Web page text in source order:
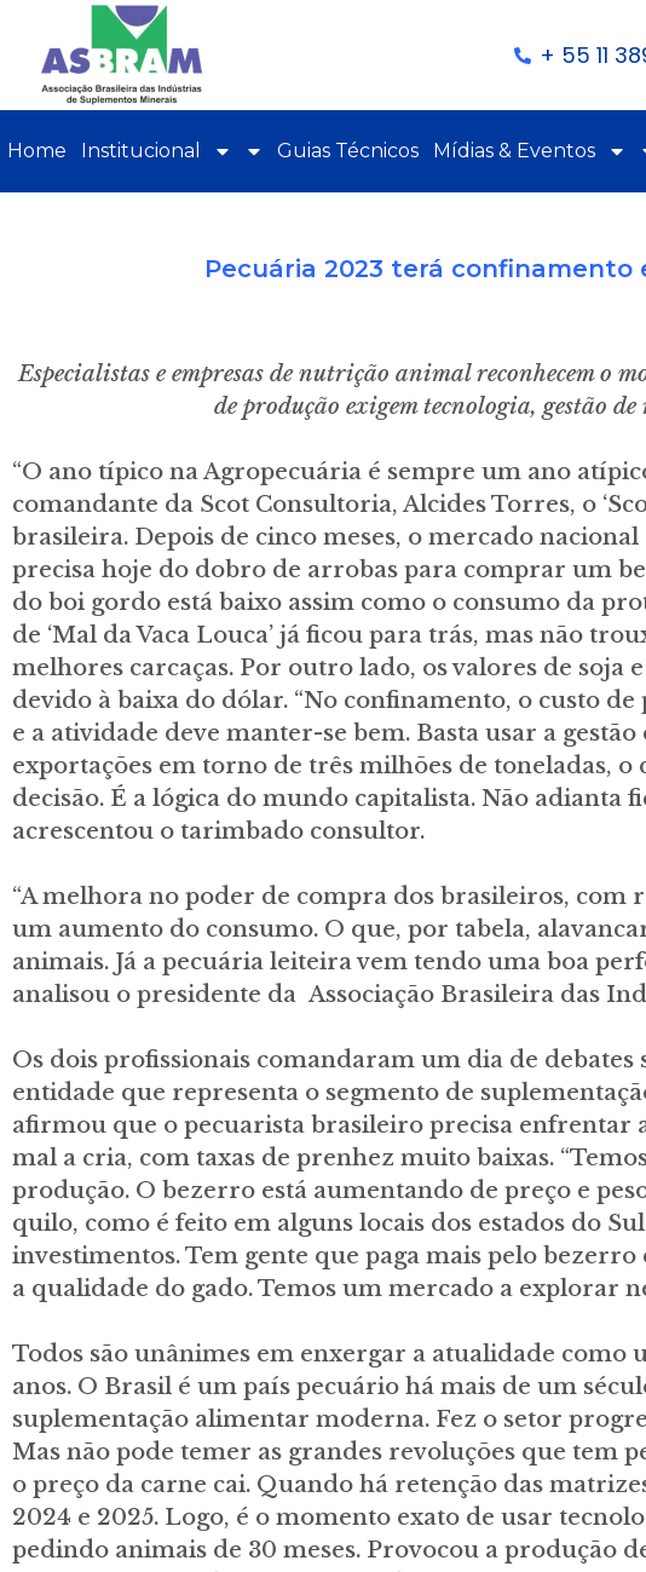
+ 55 11
Home Institucional Guias Técnicos Mídias & Eventos
Pecuária 2023 terá confinamento
Especialistas e empresas de nutrição animal reconhecem o
de produção exigem tecnologia, gestão
“O ano típico na Agropecuária é sempre um ano
comandante da Scot Consultoria, Alcides Torres, o
brasileira. Depois de cinco meses, o mercado
precisa hoje do dobro de arrobas para comprar um
do boi gordo está baixo assim como o consumo da
de ‘Mal da Vaca Louca’ já ficou para trás, mas não
melhores carcaças. Por outro lado, os valores de
devido à baixa do dólar. “No confinamento, o custo
e a atividade deve manter-se bem. Basta usar a
exportações em torno de três milhões de toneladas,
decisão. É a lógica do mundo capitalista. Não
acrescentou o tarimbado consultor.
“A melhora no poder de compra dos brasileiros, com
um aumento do consumo. O que, por tabela,
animais. Já a pecuária leiteira vem tendo uma boa
analisou o presidente da Associação Brasileira das
Os dois profissionais comandaram um dia de
entidade que representa o segmento de
afirmou que o pecuarista brasileiro precisa enfrentar
mal a cria, com taxas de prenhez muito baixas.
produção. O bezerro está aumentando de preço e
quilo, como é feito em alguns locais dos estados do
investimentos. Tem gente que paga mais pelo
a qualidade do gado. Temos um mercado a explorar
Todos são unânimes em enxergar a atualidade
anos. O Brasil é um país pecuário há mais de um
suplementação alimentar moderna. Fez o setor
Mas não pode temer as grandes revoluções que tem
o preço da carne cai. Quando há retenção das
2024 e 2025. Logo, é o momento exato de usar
pedindo animais de 30 meses. Provocou a produção